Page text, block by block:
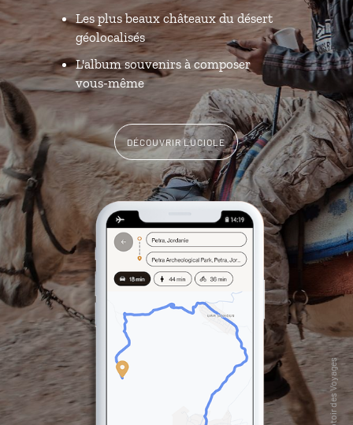
Les plus beaux châteaux du désert
géolocalisés
L'album souvenirs à composer
vous-même
DÉCOUVRIR LUCIOLE